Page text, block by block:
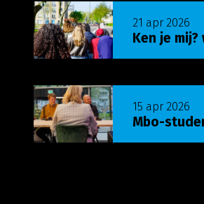
Ken je
21 apr 2026
Lees meer over Ken je mij?
Mbo-
15 apr 2026
Lees meer over Mbo-